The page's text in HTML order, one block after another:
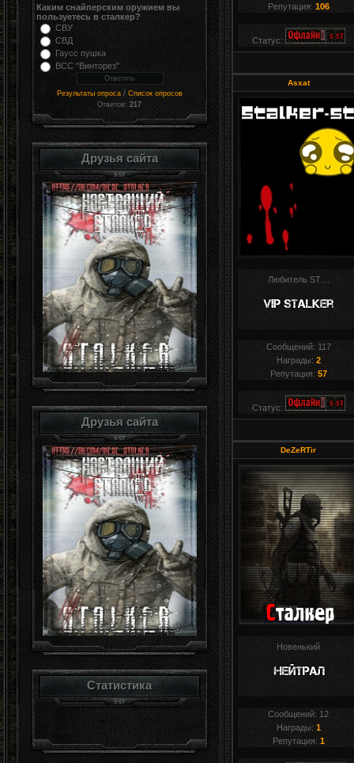
Каким снайперским оружием вы
пользуетесь в сталкер?
СВУ
СВД
Гаусс пушка
ВСС "Винторез"
Результаты опроса / Список опросов
Ответов:217
Друзья сайта
Друзья сайта
Статистика
Репутация: 106
Статус:
Asxat
Любитель ST....
Сообщений: 117
Награды: 2
Репутация: 57
Статус:
DeZeRTir
Новенький
Сообщений: 12
Награды: 1
Репутация: 1